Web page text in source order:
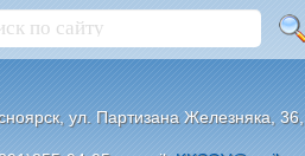
ул. Партизана Железняка, 36,